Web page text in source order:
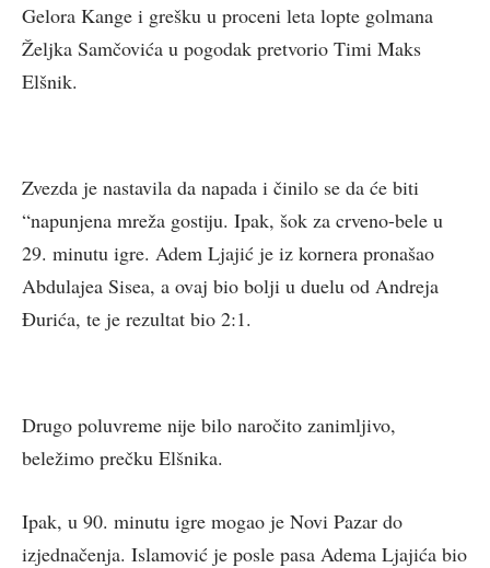
Gelora Kange i grešku u proceni leta lopte golmana
Željka Samčovića u pogodak pretvorio Timi Maks
Elšnik.
Zvezda je nastavila da napada i činilo se da će biti
“napunjena mreža gostiju. Ipak, šok za crveno-bele u
29. minutu igre. Adem Ljajić je iz kornera pronašao
Abdulajea Sisea, a ovaj bio bolji u duelu od Andreja
Đurića, te je rezultat bio 2:1.
Drugo poluvreme nije bilo naročito zanimljivo,
beležimo prečku Elšnika.
Ipak, u 90. minutu igre mogao je Novi Pazar do
izjednačenja. Islamović je posle pasa Adema Ljajića bio